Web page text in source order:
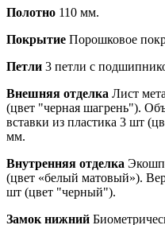
Полотно 110 мм.
Покрытие Порошковое
Петли 3 петли с
Внешняя отделка Лист
(цвет "черная шагрень").
вставки из пластика 3 шт
мм.
Внутренняя отделка
(цвет «белый матовый»).
шт (цвет "черный").
Замок нижний